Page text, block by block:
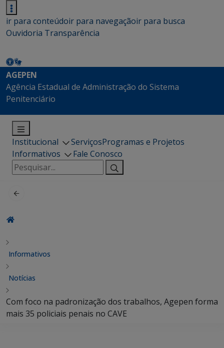
ir para conteúdoir para navegaçãoir para busca
Ouvidoria Transparência
AGEPEN
Agência Estadual de Administração do Sistema
Penitenciário
Institucional ServiçosProgramas e Projetos
Informativos
Fale Conosco
Pesquisar
por:
Informativos
Notícias
Com foco na padronização dos trabalhos, Agepen forma
mais 35 policiais penais no CAVE